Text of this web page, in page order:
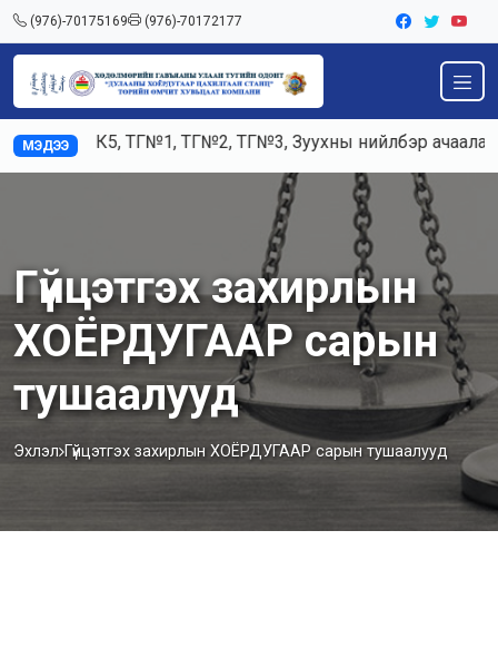
(976)-70175169 (976)-70172177
МЭДЭЭ
К3, К5, ТГ№1, ТГ№2, ТГ№3, Зуухны нийлбэр ачаалал
Гүйцэтгэх захирлын
ХОЁРДУГААР сарын
тушаалууд
Эхлэл Гүйцэтгэх захирлын ХОЁРДУГААР сарын тушаалууд